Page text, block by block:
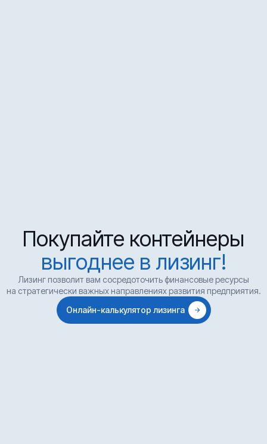
Покупайте контейнеры
выгоднее в лизинг!
Лизинг позволит вам сосредоточить финансовые ресурсы
на стратегически важных направлениях развития предприятия.
Онлайн-калькулятор лизинга